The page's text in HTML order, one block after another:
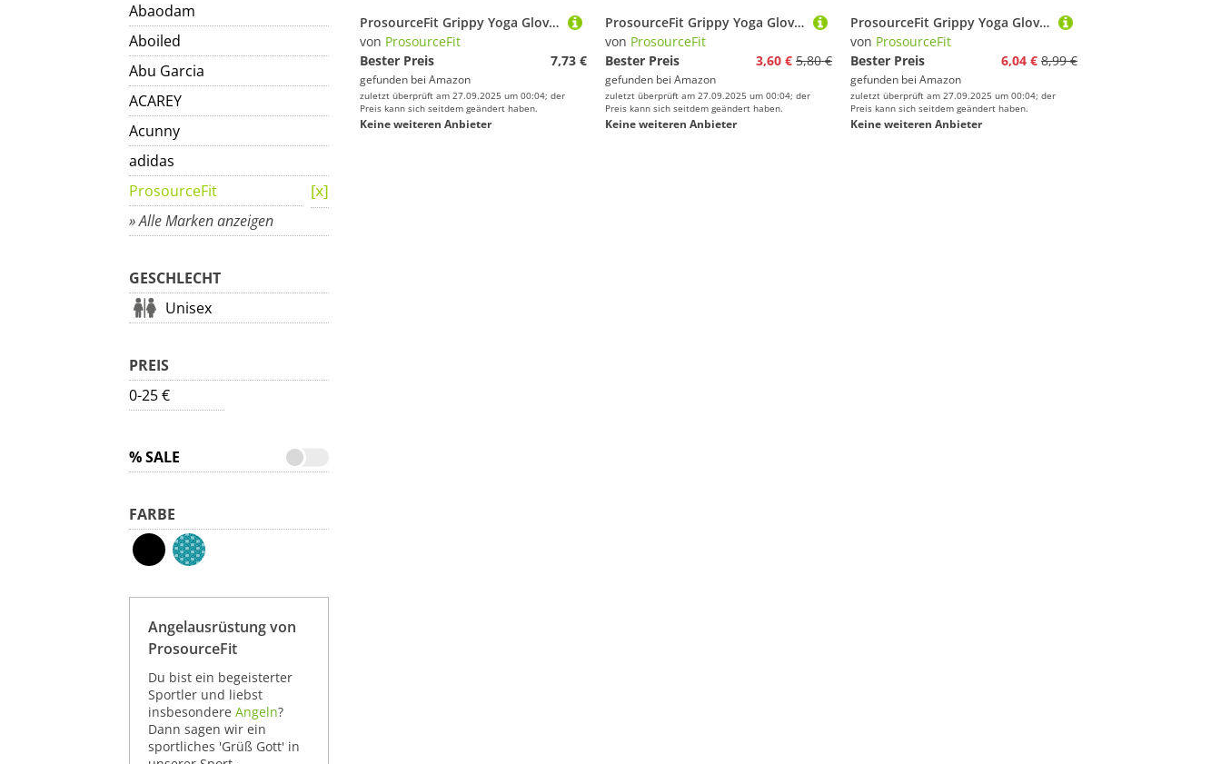
Abaodam
Aboiled
Abu Garcia
ACAREY
Acunny
adidas
ProsourceFit
» Alle Marken anzeigen
GESCHLECHT
Unisex
PREIS
0-25 €
% SALE
FARBE
Angelausrüstung von
ProsourceFit
Du bist ein begeisterter
Sportler und liebst
insbesondere Angeln?
Dann sagen wir ein
sportliches 'Grüß Gott' in
ProsourceFit Grippy Yoga Gloves Improve Your Yoga or Pilates Practice by Creating a Non-Slip Grip to Increase Stability and Reduce Sliding While Holding Poses
von ProsourceFit
Bester Preis
7,73 €
gefunden bei Amazon
zuletzt überprüft am 27.09.2025 um 00:04; der
Preis kann sich seitdem geändert haben.
Keine weiteren Anbieter
ProsourceFit Grippy Yoga Gloves Improve Your Yoga or Pilates Practice by Creating a Non-Slip Grip to Increase Stability and Reduce Sliding While Holding Poses
von ProsourceFit
Bester Preis
3,60 € 5,80 €
gefunden bei Amazon
zuletzt überprüft am 27.09.2025 um 00:04; der
Preis kann sich seitdem geändert haben.
Keine weiteren Anbieter
ProsourceFit Grippy Yoga Gloves Improve Your Yoga or Pilates Practice by Creating a Non-Slip Grip to Increase Stability and Reduce Sliding While Holding Poses
von ProsourceFit
Bester Preis
6,04 € 8,99 €
gefunden bei Amazon
zuletzt überprüft am 27.09.2025 um 00:04; der
Preis kann sich seitdem geändert haben.
Keine weiteren Anbieter